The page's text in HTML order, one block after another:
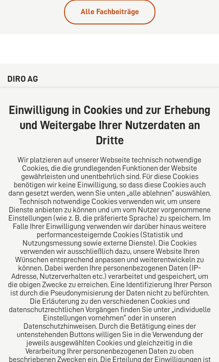
Alle Fachbeiträge
DIRO AG
20354 Hamburg
Deutschland
Tel: +49 (0) 40 41352231
Über uns
Das Kanzlei-Vertrauensnetzwerk. Aus Europa für die
Welt. Für den erfolgreichen Mittelstand.
Folgen Sie uns auf
Das europäische Kanzlei-Netzwerk
Einwilligung in Cookies und zur Erhebung
und Weitergabe Ihrer Nutzerdaten an
Dritte
Wir platzieren auf unserer Webseite technisch notwendige
Cookies, die die grundlegenden Funktionen der Website
gewährleisten und unentbehrlich sind. Für diese Cookies
benötigen wir keine Einwilligung, so dass diese Cookies auch
dann gesetzt werden, wenn Sie unten „alle ablehnen“ auswählen.
Technisch notwendige Cookies verwenden wir, um unsere
Dienste anbieten zu können und um vom Nutzer vorgenommene
Einstellungen (wie z. B. die präferierte Sprache) zu speichern. Im
Falle Ihrer Einwilligung verwenden wir darüber hinaus weitere
performancesteigernde Cookies (Statistik und
Nutzungsmessung sowie externe Dienste). Die Cookies
verwenden wir ausschließlich dazu, unsere Website Ihren
Wünschen entsprechend anpassen und weiterentwickeln zu
können. Dabei werden Ihre personenbezogenen Daten (IP-
Adresse, Nutzerverhalten etc.) verarbeitet und gespeichert, um
die obigen Zwecke zu erreichen. Eine Identifizierung Ihrer Person
ist durch die Pseudonymisierung der Daten nicht zu befürchten.
Die Erläuterung zu den verschiedenen Cookies und
datenschutzrechtlichen Vorgängen finden Sie unter „individuelle
Einstellungen vornehmen“ oder in unseren
Datenschutzhinweisen. Durch die Betätigung eines der
untenstehenden Buttons willigen Sie in die Verwendung der
jeweils ausgewählten Cookies und gleichzeitig in die
Verarbeitung Ihrer personenbezogenen Daten zu oben
beschriebenen Zwecken ein. Die Erteilung der Einwilligungen ist